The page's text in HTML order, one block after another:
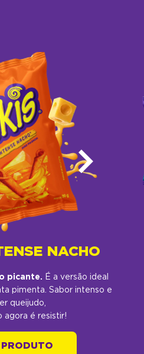
NACHO
picante. É a versão ideal
pimenta. Sabor intenso e
queijudo,
agora é resistir!​